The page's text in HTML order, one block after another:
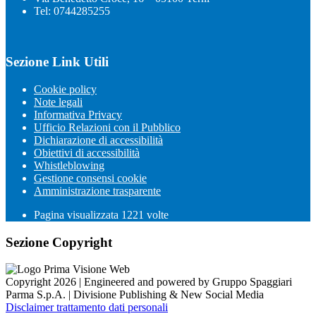
Tel: 0744285255
Sezione Link Utili
Cookie policy
Note legali
Informativa Privacy
Ufficio Relazioni con il Pubblico
Dichiarazione di accessibilità
Obiettivi di accessibilità
Whistleblowing
Gestione consensi cookie
Amministrazione trasparente
Pagina visualizzata 1221 volte
Sezione Copyright
Copyright 2026 | Engineered and powered by Gruppo Spaggiari
Parma S.p.A. | Divisione Publishing & New Social Media
Disclaimer trattamento dati personali